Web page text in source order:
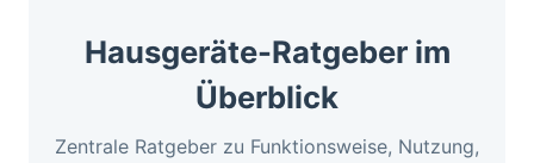
Hausgeräte-Ratgeber im
Überblick
Zentrale Ratgeber zu Funktionsweise, Nutzung,